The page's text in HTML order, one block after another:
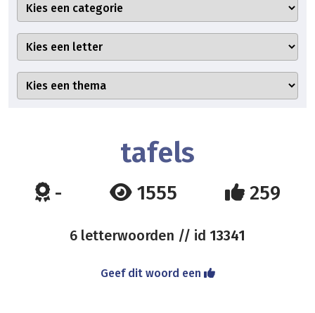
tafels
- 1555 259
6 letterwoorden // id 13341
Geef dit woord een